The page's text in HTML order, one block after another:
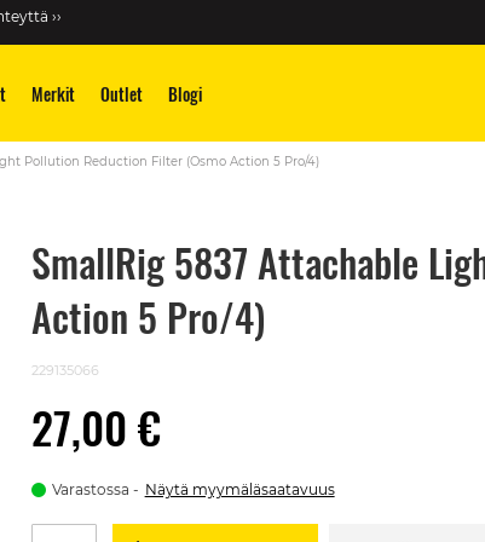
››
Merkit Outlet Blogi
Pollution Reduction Filter (Osmo Action 5 Pro/4)
SmallRig 5837 Attachable
Action 5 Pro/4)
229135066
27,00 €
Varastossa Näytä myymäläsaatavuus